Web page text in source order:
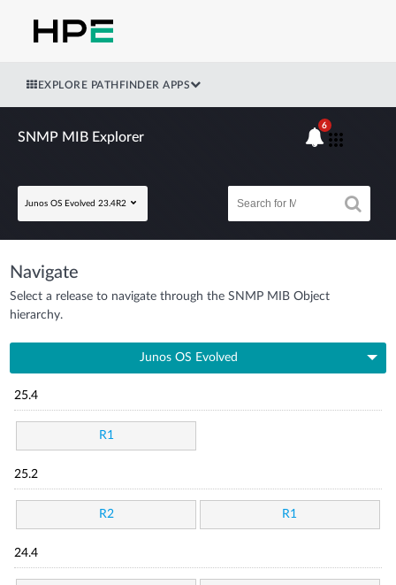
EXPLORE PATHFINDER APPS
SNMP MIB Explorer
Junos OS Evolved 23.4R2
6
Navigate
Select a release to navigate through the SNMP MIB Object
hierarchy.
Junos OS Evolved
25.4
R1
25.2
R2 R1
24.4